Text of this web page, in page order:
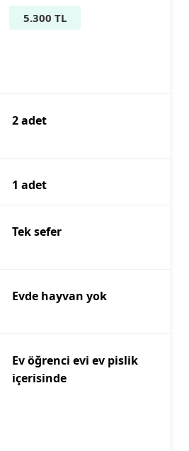
5.300 TL
2 adet
1 adet
Tek sefer
Evde hayvan yok
Ev öğrenci evi ev pislik
içerisinde